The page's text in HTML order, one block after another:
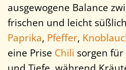
ausgewogene Balance
frischen und leicht
Paprika, Pfeffer,
eine Prise Chili sorgen